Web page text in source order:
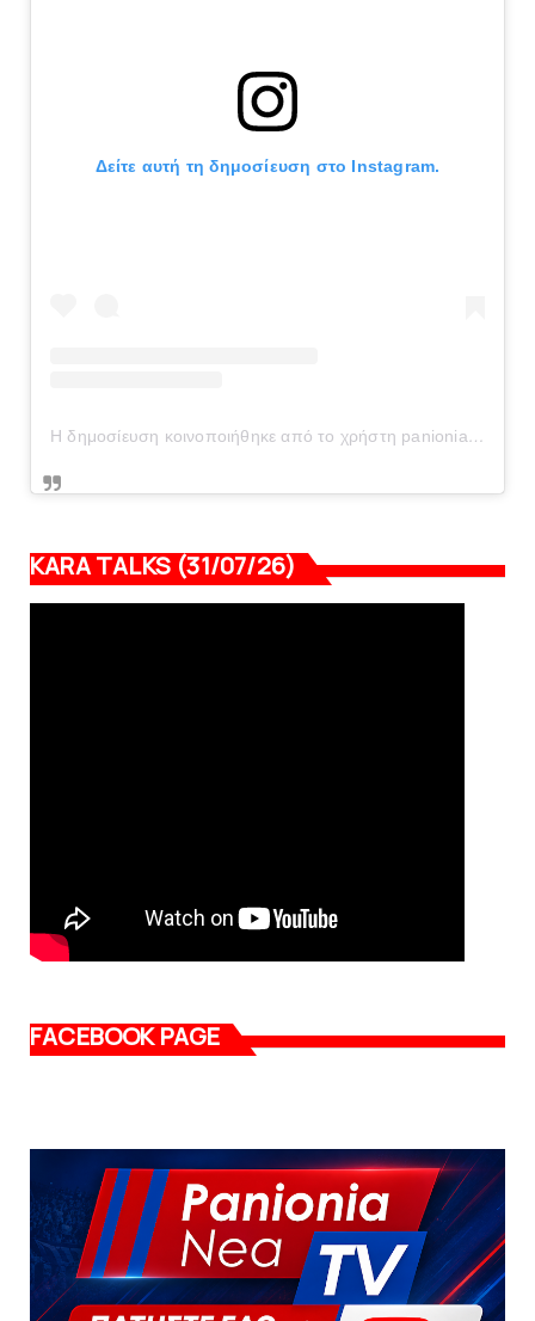
Δείτε αυτή τη δημοσίευση στο Instagram.
Η δημοσίευση κοινοποιήθηκε από το χρήστη panionianea.gr (@panionianea.gr)
KARA TALKS (31/07/26)
FACEBOOK PAGE